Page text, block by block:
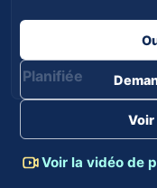
Planifiée
Voir la vidéo de